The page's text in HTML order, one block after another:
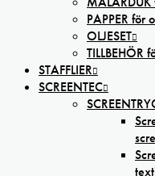
PAPPER för
OLJESET
TILLBEHÖR
STAFFLIER
SCREENTEC